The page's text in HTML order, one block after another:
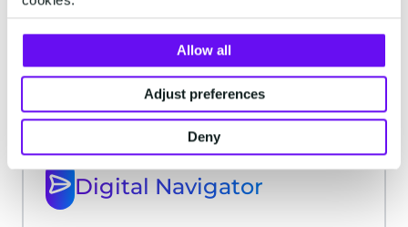
Allow all
Adjust preferences
Deny
notre plateforme mais aussi de nos
services externes. En cas d'interruption de
service, une notification sera postée ici.
Digital Navigator